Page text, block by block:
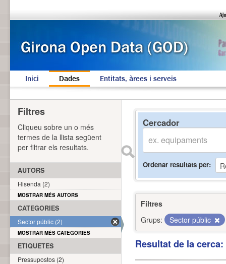
Inici Dades Entitats, àrees i serveis
Cercador
Ordenar resultats per
Filtres
Grups:
Sector públic
Resultat de la
Filtres
Cliqueu sobre un o més
termes de la llista següent
per filtrar els resultats.
AUTORS
Hisenda (2)
MOSTRAR MÉS AUTORS
CATEGORIES
Sector públic (2)
MOSTRAR MÉS CATEGORIES
ETIQUETES
Pressupostos (2)